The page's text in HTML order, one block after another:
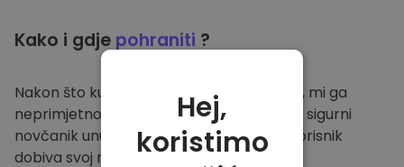
Kako i gdje pohraniti ?
Nakon što kupite na Kriptomat platformi , mi ga
neprimjetno prenosimo u vaš namjenski i sigurni
novčanik unutar naše platforme. Svaki korisnik
dobiva svoj novčanik.
Hej,
koristimo